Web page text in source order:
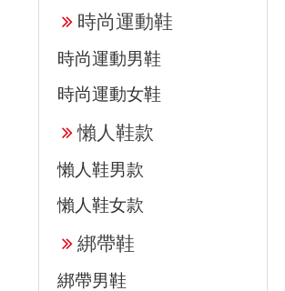
時尚運動鞋
時尚運動男鞋
時尚運動女鞋
懶人鞋款
懶人鞋男款
懶人鞋女款
綁帶鞋
綁帶男鞋